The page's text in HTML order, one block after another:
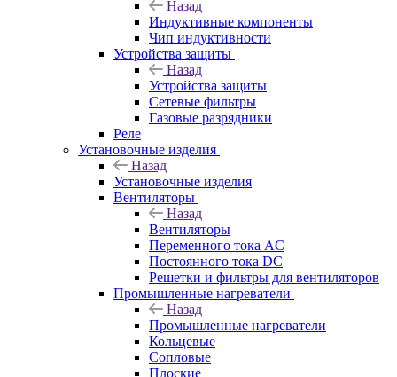
Назад
Индуктивные компоненты
Чип индуктивности
Устройства защиты
Назад
Устройства защиты
Сетевые фильтры
Газовые разрядники
Реле
Установочные изделия
Назад
Установочные изделия
Вентиляторы
Назад
Вентиляторы
Переменного тока AC
Постоянного тока DC
Решетки и фильтры для вентиляторов
Промышленные нагреватели
Назад
Промышленные нагреватели
Кольцевые
Сопловые
Плоские